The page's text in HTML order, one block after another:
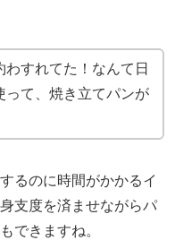
わすれてた！なんて日
って、焼き立てパンが
るのに時間がかかるイ
支度を済ませながらパ
できますね。